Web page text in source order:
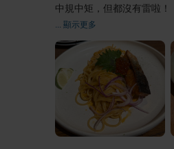
中規中矩，但都沒有雷啦！
... 顯示更多